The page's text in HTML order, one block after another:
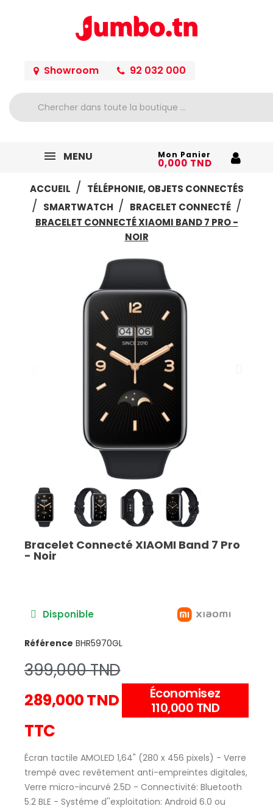
Showroom 92 032 000
MENU Mon Panier
0,000 TND
ACCUEIL
TÉLÉPHONIE, OBJETS CONNECTÉS
SMARTWATCH
BRACELET CONNECTÉ
BRACELET CONNECTÉ XIAOMI BAND 7 PRO -
NOIR
Bracelet Connecté XIAOMI Band 7 Pro
- Noir
Disponible
Référence BHR5970GL
399,000 TND
289,000 TND
Économisez
110,000 TND
TTC
Écran tactile AMOLED 1,64" (280 x 456 pixels) - Verre
trempé avec revêtement anti-empreintes digitales,
Verre micro-incurvé 2.5D - Connectivité: Bluetooth
5.2 BLE - Systéme d''exploitation: Android 6.0 ou